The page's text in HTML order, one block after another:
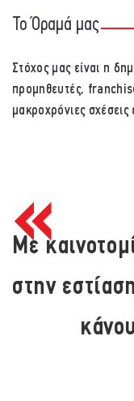
Το Όραμά μας
Στόχος μας είναι η
προμηθευτές,
μακροχρόνιες σχέσεις
Με
στην εστίαση